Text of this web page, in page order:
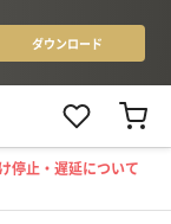
停止・遅延について